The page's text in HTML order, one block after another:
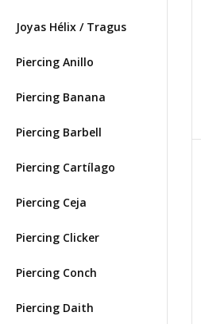
Joyas Hélix / Tragus
Piercing Anillo
Piercing Banana
Piercing Barbell
Piercing Cartílago
Piercing Ceja
Piercing Clicker
Piercing Conch
Piercing Daith